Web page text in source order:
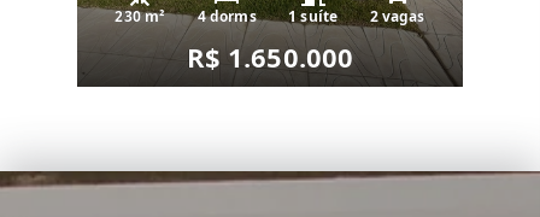
230 m² 4 dorms 1 suíte 2 vagas
R$ 1.650.000